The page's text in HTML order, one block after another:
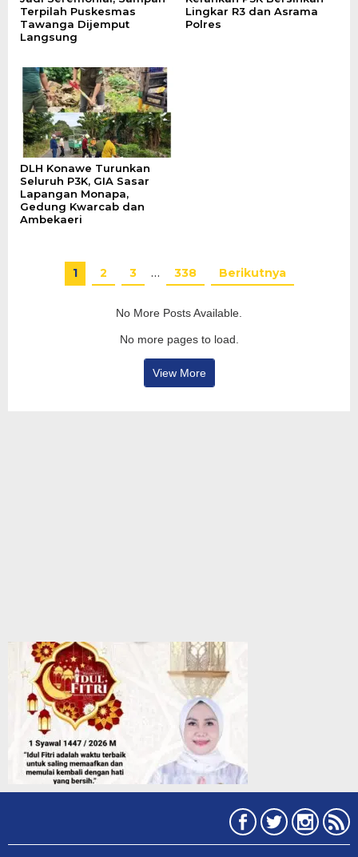
Terpilah Puskesmas
Tawanga Dijemput
Langsung
Lingkar R3 dan Asrama
Polres
DLH Konawe Turunkan
Seluruh P3K, GIA Sasar
Lapangan Monapa,
Gedung Kwarcab dan
Ambekaeri
1 2 3 … 338 Berikutnya
No More Posts Available.
No more pages to load.
View More